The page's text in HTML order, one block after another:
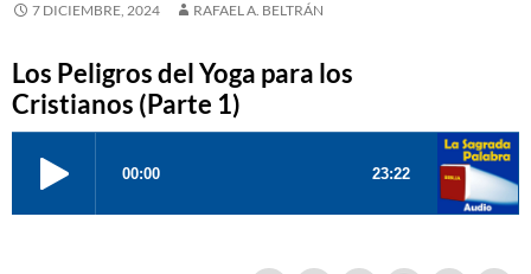
7 DICIEMBRE, 2024 RAFAEL A. BELTRÁN
Los Peligros del Yoga para los
Cristianos (Parte 1)